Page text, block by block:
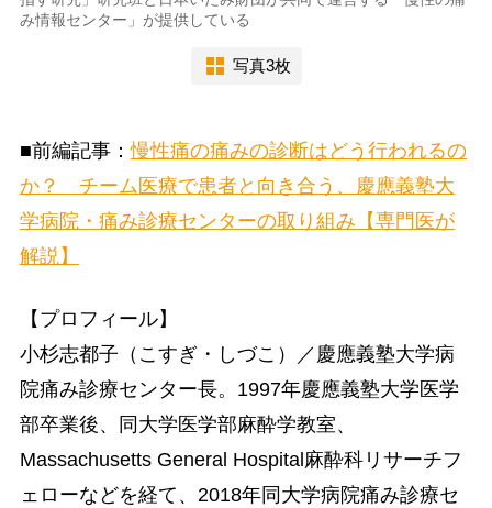
み情報センター」が提供している
写真3枚
■前編記事：慢性痛の痛みの診断はどう行われるの
か？ チーム医療で患者と向き合う、慶應義塾大
学病院・痛み診療センターの取り組み【専門医が
解説】
【プロフィール】
小杉志都子（こすぎ・しづこ）／慶應義塾大学病
院痛み診療センター長。1997年慶應義塾大学医学
部卒業後、同大学医学部麻酔学教室、
Massachusetts General Hospital麻酔科リサーチフ
ェローなどを経て、2018年同大学病院痛み診療セ